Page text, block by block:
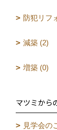
防犯リフ
減築 (2)
増築 (0)
マツミから
見学会の